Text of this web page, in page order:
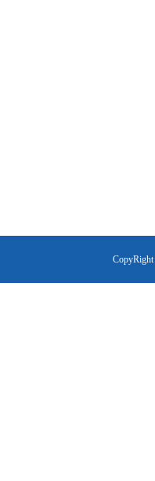
CopyRight